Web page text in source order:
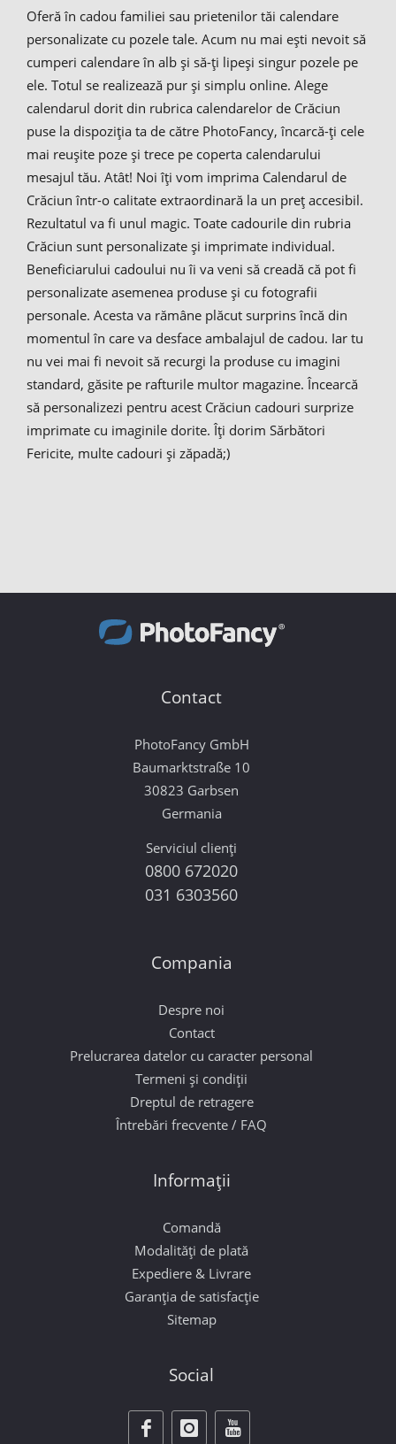
Oferă în cadou familiei sau prietenilor tăi calendare
personalizate cu pozele tale. Acum nu mai ești nevoit să
cumperi calendare în alb și să-ți lipeși singur pozele pe
ele. Totul se realizează pur și simplu online. Alege
calendarul dorit din rubrica calendarelor de Crăciun
puse la dispoziția ta de către PhotoFancy, încarcă-ți cele
mai reușite poze și trece pe coperta calendarului
mesajul tău. Atât! Noi îți vom imprima Calendarul de
Crăciun într-o calitate extraordinară la un preț accesibil.
Rezultatul va fi unul magic. Toate cadourile din rubria
Crăciun sunt personalizate și imprimate individual.
Beneficiarului cadoului nu îi va veni să creadă că pot fi
personalizate asemenea produse și cu fotografii
personale. Acesta va rămâne plăcut surprins încă din
momentul în care va desface ambalajul de cadou. Iar tu
nu vei mai fi nevoit să recurgi la produse cu imagini
standard, găsite pe rafturile multor magazine. Încearcă
să personalizezi pentru acest Crăciun cadouri surprize
imprimate cu imaginile dorite. Îți dorim Sărbători
Fericite, multe cadouri și zăpadă;)
Contact
PhotoFancy GmbH
Baumarktstraße 10
30823 Garbsen
Germania
Serviciul clienți
0800 672020
031 6303560
Compania
Despre noi
Contact
Prelucrarea datelor cu caracter personal
Termeni și condiții
Dreptul de retragere
Întrebări frecvente / FAQ
Informații
Comandă
Modalități de plată
Expediere & Livrare
Garanția de satisfacție
Sitemap
Social